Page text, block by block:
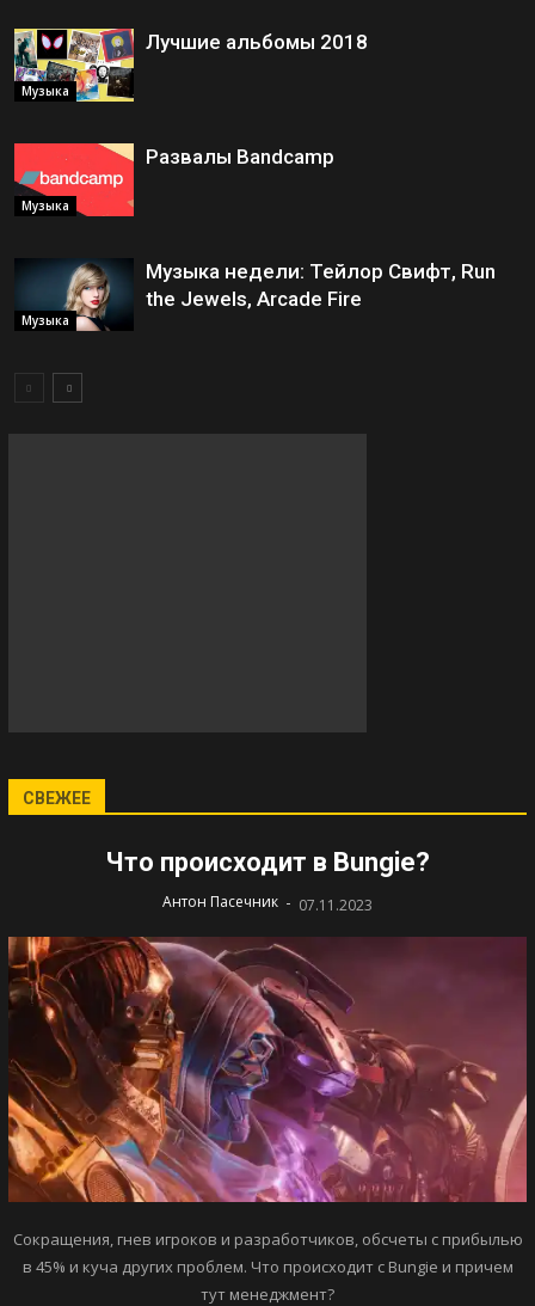
Музыка
Лучшие альбомы 2018
Музыка
Развалы Bandcamp
Музыка
Музыка недели: Тейлор Свифт, Run
the Jewels, Arcade Fire
СВЕЖЕЕ
Что происходит в Bungie?
Антон Пасечник - 07.11.2023
Сокращения, гнев игроков и разработчиков, обсчеты с прибылью
в 45% и куча других проблем. Что происходит с Bungie и причем
тут менеджмент?